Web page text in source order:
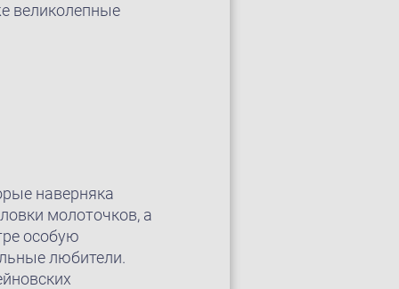
великолепные
наверняка
молоточков, a
особую
любители.